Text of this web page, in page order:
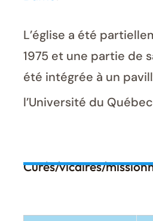
L’église a été
1975 et une partie de
été intégrée à un
l’Université du
Curés/vicaires/